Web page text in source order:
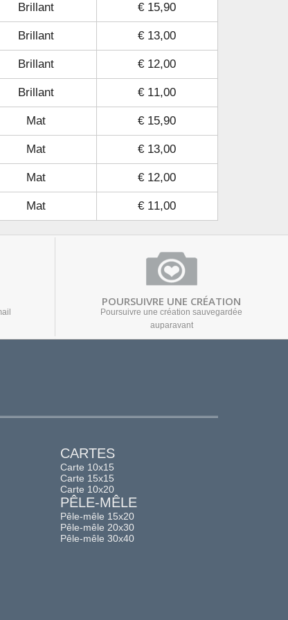
Brillant € 15,90
Brillant € 13,00
Brillant € 12,00
Brillant € 11,00
Mat € 15,90
Mat € 13,00
Mat € 12,00
Mat € 11,00
POURSUIVRE UNE CRÉATION
Poursuivre une création sauvegardée
auparavant
CARTES
Carte 10x15
Carte 15x15
Carte 10x20
PÊLE-MÊLE
Pêle-mêle 15x20
Pêle-mêle 20x30
Pêle-mêle 30x40